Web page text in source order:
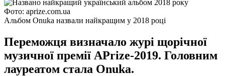
Фото: aprize.com.ua
Альбом Onuka назвали найкращим у 2018 році
Переможця визначало журі щорічної
музичної премії APrize-2019. Головним
лауреатом стала Onuka.